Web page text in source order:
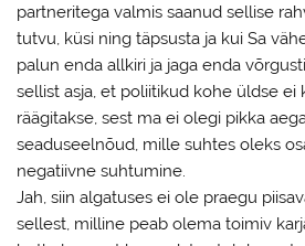
partneritega valmis saanud sellise
tutvu, küsi ning täpsusta ja kui Sa
palun enda allkiri ja jaga enda
sellist asja, et poliitikud kohe üldse ei
räägitakse, sest ma ei olegi pikka
seaduseelnõud, mille suhtes oleks
negatiivne suhtumine.
Jah, siin algatuses ei ole praegu
sellest, milline peab olema toimiv